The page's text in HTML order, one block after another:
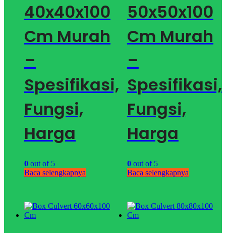
40x40x100
Cm Murah
–
Spesifikasi,
Fungsi,
Harga
0 out of 5
Baca selengkapnya
50x50x100
Cm Murah
–
Spesifikasi,
Fungsi,
Harga
0out of 5
Baca selengkapnya